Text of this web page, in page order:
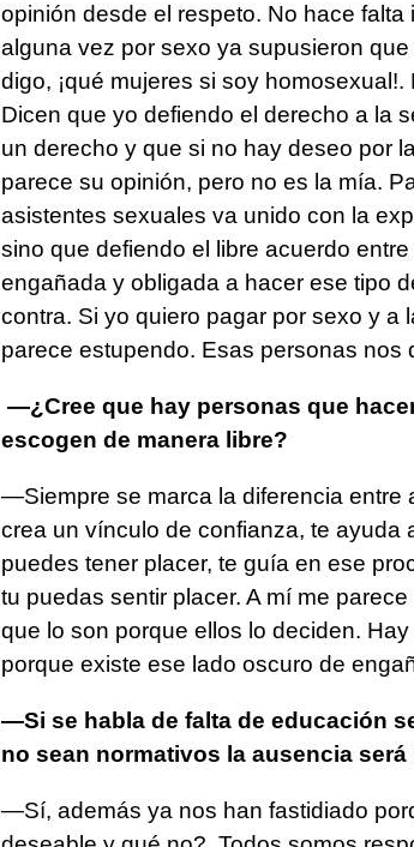
opinión desde el respeto. No hace
alguna vez por sexo ya supusieron
digo, ¡qué mujeres si soy
Dicen que yo defiendo el derecho a la
un derecho y que si no hay deseo por
parece su opinión, pero no es la mía.
asistentes sexuales va unido con la
sino que defiendo el libre acuerdo
engañada y obligada a hacer ese tipo
contra. Si yo quiero pagar por sexo y a
parece estupendo. Esas personas nos
—¿Cree que hay personas que
escogen de manera libre?
—Siempre se marca la diferencia entre
crea un vínculo de confianza, te ayuda
puedes tener placer, te guía en ese
tu puedas sentir placer. A mí me
que lo son porque ellos lo deciden.
porque existe ese lado oscuro de
—Si se habla de falta de educación
no sean normativos la ausencia será
—Sí, además ya nos han fastidiado